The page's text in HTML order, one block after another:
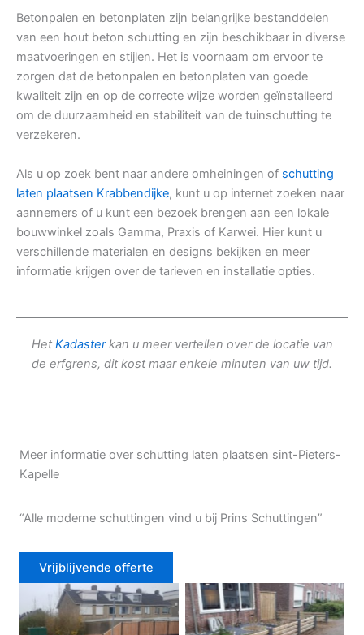
Betonpalen en betonplaten zijn belangrijke bestanddelen
van een hout beton schutting en zijn beschikbaar in diverse
maatvoeringen en stijlen. Het is voornaam om ervoor te
zorgen dat de betonpalen en betonplaten van goede
kwaliteit zijn en op de correcte wijze worden geïnstalleerd
om de duurzaamheid en stabiliteit van de tuinschutting te
verzekeren.
Als u op zoek bent naar andere omheiningen of schutting
laten plaatsen Krabbendijke, kunt u op internet zoeken naar
aannemers of u kunt een bezoek brengen aan een lokale
bouwwinkel zoals Gamma, Praxis of Karwei. Hier kunt u
verschillende materialen en designs bekijken en meer
informatie krijgen over de tarieven en installatie opties.
Het Kadasterkan u meer vertellen over de locatie van
de erfgrens, dit kost maar enkele minuten van uw tijd.
Meer informatie over schutting laten plaatsen sint-Pieters-
Kapelle
“Alle moderne schuttingen vind u bij Prins Schuttingen”
Vrijblijvende offerte
Douglas schutting Tuinhek voortuin